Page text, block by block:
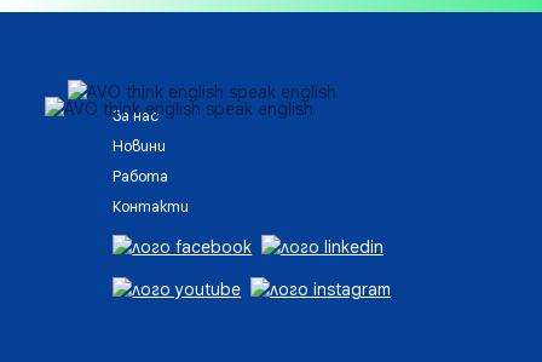
За нас
Новини
Работа
Контакти